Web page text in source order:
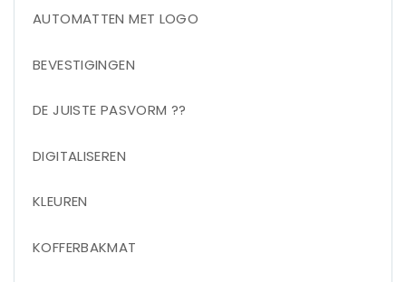
AUTOMATTEN MET LOGO
BEVESTIGINGEN
DE JUISTE PASVORM ??
DIGITALISEREN
KLEUREN
KOFFERBAKMAT